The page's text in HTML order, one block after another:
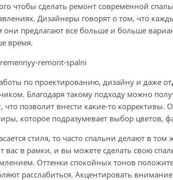
чтобы сделать ремонт современной
Дизайнеры говорят о том, что
они предлагают все больше и больше
время.
по проектированию, дизайну и даже
Благодаря такому подходу можно
что позволит внести какие-то
которое подразумевает выбор цветов,
стиля, то часто спальни делают в
вас в рамки, и вы можете сделать свою
Оттенки спокойных тонов
расслабиться. Акцентировать